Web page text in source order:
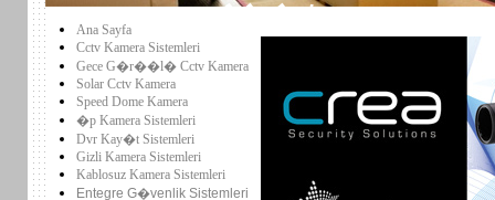
Ana Sayfa
Cctv Kamera Sistemleri
Gece G�r��l� Cctv Kamera
Solar Cctv Kamera
Speed Dome Kamera
�p Kamera Sistemleri
Dvr Kay�t Sistemleri
Gizli Kamera Sistemleri
Kablosuz Kamera Sistemleri
Entegre G�venlik Sistemleri
��z�mler